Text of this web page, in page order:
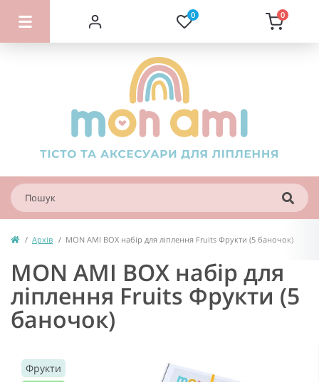
0 0
Архів MON AMI BOX набір для ліплення Fruits Фрукти (5 баночок)
MON AMI BOX набір для
ліплення Fruits Фрукти (5
баночок)
Фрукти